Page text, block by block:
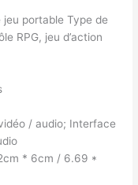
portable Type de
RPG, jeu d’action
/ audio; Interface
* 6cm / 6.69 *